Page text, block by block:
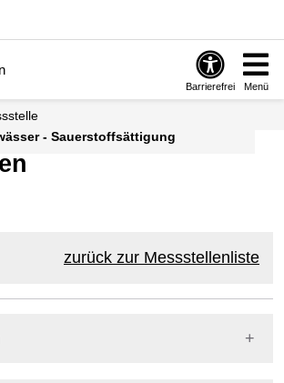
Barrierefrei Menü
- Sauerstoffsättigung
zurück zur Messstellenliste